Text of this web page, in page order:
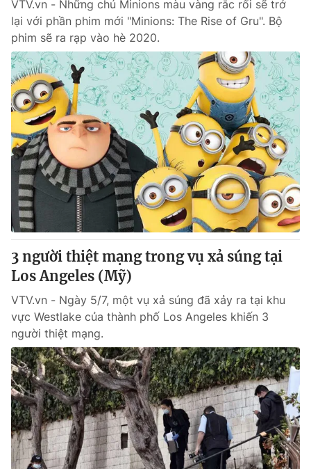
VTV.vn - Những chú Minions màu vàng rắc rối sẽ trở
lại với phần phim mới "Minions: The Rise of Gru". Bộ
phim sẽ ra rạp vào hè 2020.
3 người thiệt mạng trong vụ xả súng tại
Los Angeles (Mỹ)
VTV.vn - Ngày 5/7, một vụ xả súng đã xảy ra tại khu
vực Westlake của thành phố Los Angeles khiến 3
người thiệt mạng.